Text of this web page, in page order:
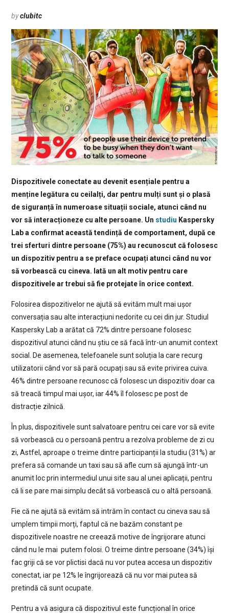
byclubitc
Dispozitivele conectate au devenit esențiale pentru a
menține legătura cu ceilalți, dar pentru mulți sunt și o plasă
de siguranță în numeroase situații sociale, atunci când nu
vor să interacționeze cu alte persoane. Un studiu Kaspersky
Lab a confirmat această tendință de comportament, după ce
trei sferturi dintre persoane (75%) au recunoscut că folosesc
un dispozitiv pentru a se preface ocupați atunci când nu vor
să vorbească cu cineva. Iată un alt motiv pentru care
dispozitivele ar trebui să fie protejate în orice context.
Folosirea dispozitivelor ne ajută să evităm mult mai ușor
conversația sau alte interacțiuni nedorite cu cei din jur. Studiul
Kaspersky Lab a arătat că 72% dintre persoane folosesc
dispozitivul atunci când nu știu ce să facă într-un anumit context
social. De asemenea, telefoanele sunt soluția la care recurg
utilizatorii când vor să pară ocupați sau să evite privirea cuiva.
46% dintre persoane recunosc că folosesc un dispozitiv doar ca
să treacă timpul mai ușor, iar 44% îl folosesc pe post de
distracție zilnică.
În plus, dispozitivele sunt salvatoare pentru cei care vor să evite
să vorbească cu o persoană pentru a rezolva probleme de zi cu
zi, Astfel, aproape o treime dintre participanții la studiu (31%) ar
prefera să comande un taxi sau să afle cum să ajungă într-un
anumit loc prin intermediul unui site sau al unei aplicații, pentru
că li se pare mai simplu decât să vorbească cu o altă persoană.
Fie că ne ajută să evităm să intrăm în contact cu cineva sau să
umplem timpii morți, faptul că ne bazăm constant pe
dispozitivele noastre ne creează motive de îngrijorare atunci
când nu le mai putem folosi. O treime dintre persoane (34%) își
fac griji că se vor plictisi dacă nu vor putea accesa un dispozitiv
conectat, iar pe 12% le îngrijorează că nu vor mai putea să
pretindă că sunt ocupate.
Pentru a vă asigura că dispozitivul este funcțional în orice